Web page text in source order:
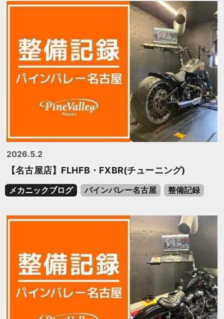
2026.5.2
【名古屋店】FLHFB・FXBR(チューニング)
メカニックブログ パインバレー名古屋 整備記録